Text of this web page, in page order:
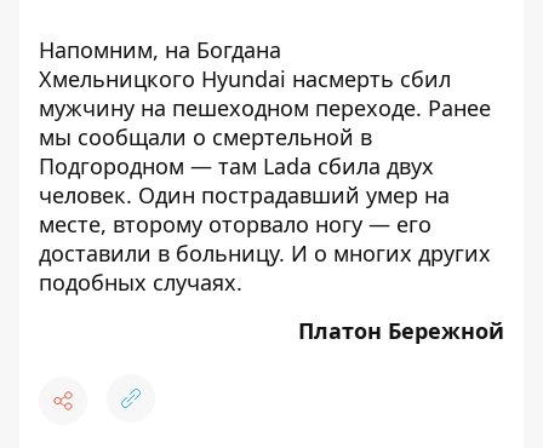
Напомним, на Богдана
Хмельницкого Hyundai насмерть сбил
мужчину на пешеходном переходе. Ранее
мы сообщали о смертельной в
Подгородном — там Lada сбила двух
человек. Один пострадавший умер на
месте, второму оторвало ногу — его
доставили в больницу. И о многих других
подобных случаях.
Платон Бережной